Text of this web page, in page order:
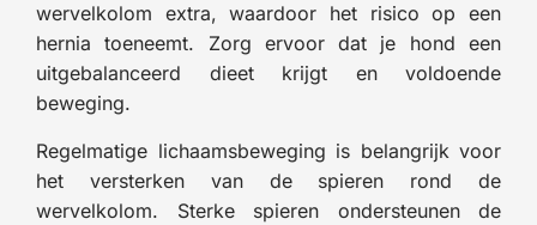
wervelkolom extra, waardoor het risico op een
hernia toeneemt. Zorg ervoor dat je hond een
uitgebalanceerd dieet krijgt en voldoende
beweging.
Regelmatige lichaamsbeweging is belangrijk voor
het versterken van de spieren rond de
wervelkolom. Sterke spieren ondersteunen de